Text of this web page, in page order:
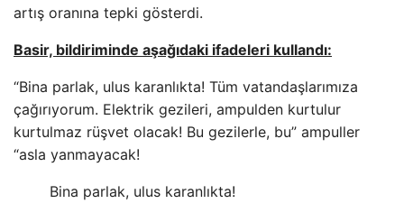
artış oranına tepki gösterdi.
Basir, bildiriminde aşağıdaki ifadeleri kullandı:
“Bina parlak, ulus karanlıkta! Tüm vatandaşlarımıza
çağırıyorum. Elektrik gezileri, ampulden kurtulur
kurtulmaz rüşvet olacak! Bu gezilerle, bu” ampuller
“asla yanmayacak!
Bina parlak, ulus karanlıkta!